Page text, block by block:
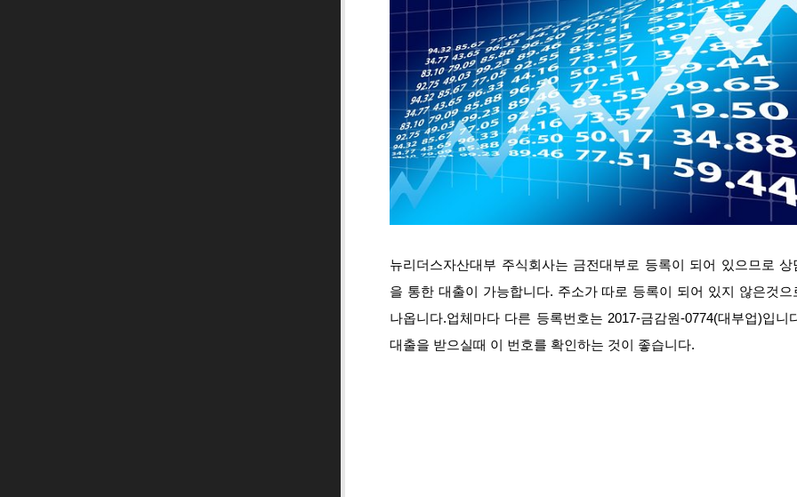
뉴리더스자산대부 주식회사는 금전대부로 등록이 되어 있으므로 상
을 통한 대출이 가능합니다. 주소가 따로 등록이 되어 있지 않은것으
나옵니다.업체마다 다른 등록번호는 2017-금감원-0774(대부업)입니
대출을 받으실때 이 번호를 확인하는 것이 좋습니다.